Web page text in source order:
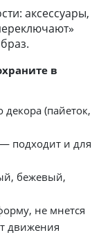
аксессуары,
в
(пайеток,
подходит и для
бежевый,
не мнется
движения